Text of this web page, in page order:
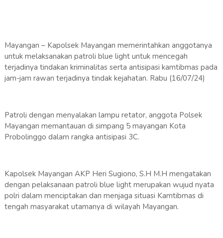
Mayangan – Kapolsek Mayangan memerintahkan anggotanya
untuk melaksanakan patroli blue light untuk mencegah
terjadinya tindakan kriminalitas serta antisipasi kamtibmas pada
jam-jam rawan terjadinya tindak kejahatan. Rabu (16/07/24)
Patroli dengan menyalakan lampu retator, anggota Polsek
Mayangan memantauan di simpang 5 mayangan Kota
Probolinggo dalam rangka antisipasi 3C.
Kapolsek Mayangan AKP Heri Sugiono, S.H M.H mengatakan
dengan pelaksanaan patroli blue light merupakan wujud nyata
polri dalam menciptakan dan menjaga situasi Kamtibmas di
tengah masyarakat utamanya di wilayah Mayangan.